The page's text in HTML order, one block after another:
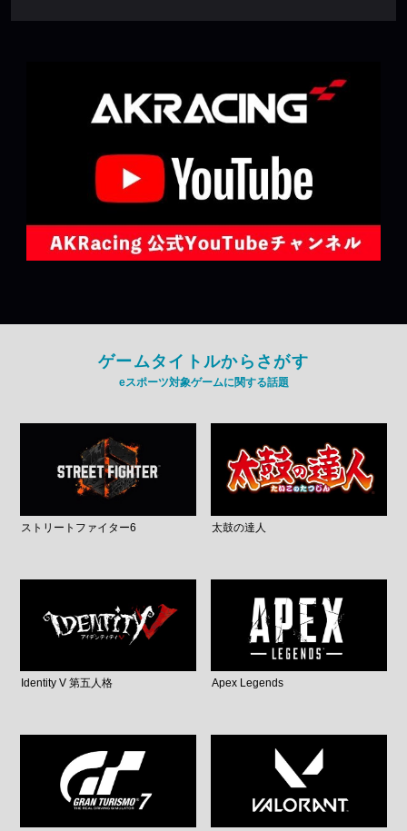
ゲームタイトルからさがす
eスポーツ対象ゲームに関する話題
ストリートファイター6 太鼓の達人
Identity V 第五人格 Apex Legends